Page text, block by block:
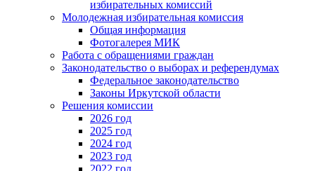
избирательных комиссий
Молодежная избирательная комиссия
Общая информация
Фотогалерея МИК
Работа с обращениями граждан
Законодательство о выборах и референдумах
Федеральное законодательство
Законы Иркутской области
Решения комиссии
2026 год
2025 год
2024 год
2023 год
2022 год